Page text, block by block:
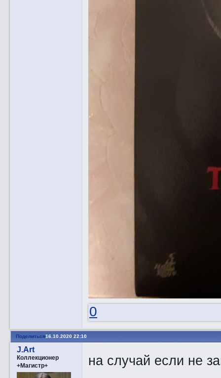
0
Поделиться16.10.2020 22:10
J.Art
Коллекционер
+Магистр+
на случай если не